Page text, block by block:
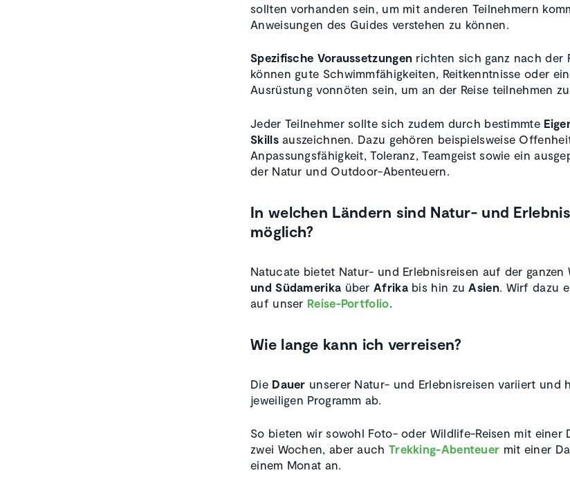
sollten vorhanden sein, um mit anderen Teilnehmern
Anweisungen des Guides verstehen zu können.
Spezifische Voraussetzungen richten sich ganz nach der
können gute Schwimmfähigkeiten, Reitkenntnisse oder
Ausrüstung vonnöten sein, um an der Reise teilnehmen
Jeder Teilnehmer sollte sich zudem durch bestimmte
Skillsauszeichnen. Dazu gehören beispielsweise
Anpassungsfähigkeit, Toleranz, Teamgeist sowie ein
der Natur und Outdoor-Abenteuern.
In welchen Ländern sind Natur- und
möglich?
Natucate bietet Natur- und Erlebnisreisen auf der ganzen
und Südamerika über Afrikabis hin zu Asien. Wirf dazu
auf unser Reise-Portfolio
Wie lange kann ich verreisen?
Die Dauer unserer Natur- und Erlebnisreisen variiert und
jeweiligen Programm ab.
So bieten wir sowohl Foto- oder Wildlife-Reisen mit einer
zwei Wochen, aber auch Trekking-Abenteuer mit einer
einem Monat an.